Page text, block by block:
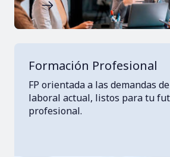
Formación Profesional
FP orientada a las demandas
laboral actual, listos para tu
profesional.